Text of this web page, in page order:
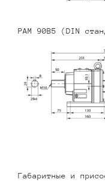
PAM 90B5 (DIN
Габаритные и